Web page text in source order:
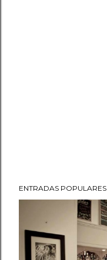
ENTRADAS POPULARES